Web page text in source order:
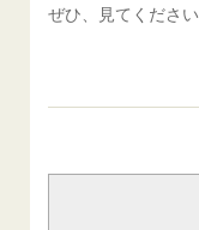
ぜひ、見てください